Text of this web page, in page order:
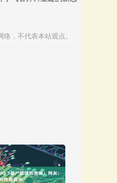
，不代表本站观点。